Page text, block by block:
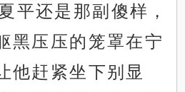
平还是那副傻样，
黑压压的笼罩在宁
他赶紧坐下别显